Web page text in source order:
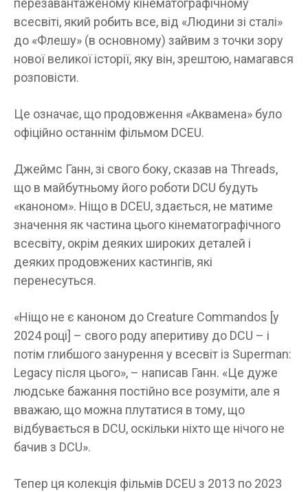
перезавантаженому кінематографічному
всесвіті, який робить все, від «Людини зі сталі»
до «Флешу» (в основному) зайвим з точки зору
нової великої історії, яку він, зрештою, намагався
розповісти.
Це означає, що продовження «Аквамена» було
офіційно останнім фільмом DCEU.
Джеймс Ганн, зі свого боку, сказав на Threads,
що в майбутньому його роботи DCU будуть
«каноном». Ніщо в DCEU, здається, не матиме
значення як частина цього кінематографічного
всесвіту, окрім деяких широких деталей і
деяких продовжених кастингів, які
перенесуться.
«Ніщо не є каноном до Creature Commandos [у
2024 році] – свого роду аперитиву до DCU – і
потім глибшого занурення у всесвіт із Superman:
Legacy після цього», – написав Ганн. «Це дуже
людське бажання постійно все розуміти, але я
вважаю, що можна плутатися в тому, що
відбувається в DCU, оскільки ніхто ще нічого не
бачив з DCU».
Тепер ця колекція фільмів DCEU з 2013 по 2023